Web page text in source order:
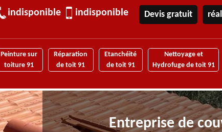
Devis gratuit
indisponible indisponible
Peinture sur
toiture 91
Réparation
de toit 91
Etanchéité
de toit 91
Nettoyage et
Hydrofuge de toit 91
Entreprise de